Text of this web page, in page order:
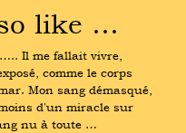
like …
….. Il me fallait vivre,
comme le corps
Mon sang démasqué,
d'un miracle sur
nu à toute …